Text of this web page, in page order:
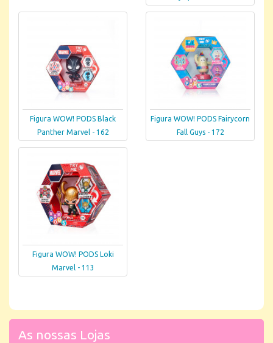
Figura WOW! PODS Black
Panther Marvel - 162
Figura WOW! PODS Fairycorn
Fall Guys - 172
Figura WOW! PODS Loki
Marvel - 113
As nossas Lojas